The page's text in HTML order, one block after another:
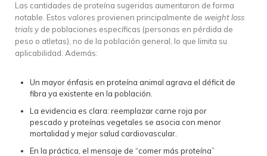
Las cantidades de proteína sugeridas aumentaron de forma
notable. Estos valores provienen principalmente de weight loss
trialsy de poblaciones específicas (personas en pérdida de
peso o atletas), no de la población general, lo que limita su
aplicabilidad. Además:
Un mayor énfasis en proteína animal agrava el déficit de
fibra ya existente en la población.
La evidencia es clara: reemplazar carne roja por
pescado y proteínas vegetales se asocia con menor
mortalidad y mejor salud cardiovascular.
En la práctica, el mensaje de “comer más proteína”